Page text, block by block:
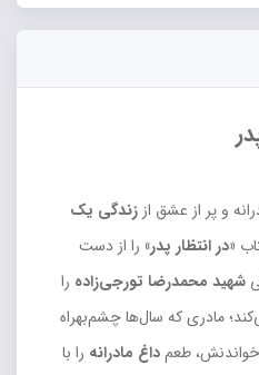
و پر از عشق از زندگی یک
«در انتظار پدر» را از دست
شهید محمدرضا تورجی‌زاده را
مادری که سال‌ها چشم‌بهراه
خواندنش، طعمداغ مادرانه را با